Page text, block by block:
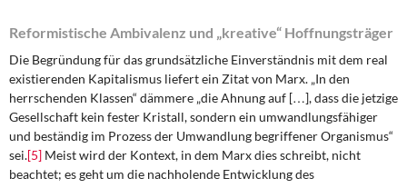
Reformistische Ambivalenz und „kreative“ Hoffnungsträger
Die Begründung für das grundsätzliche Einverständnis mit dem real
existierenden Kapitalismus liefert ein Zitat von Marx. „In den
herrschenden Klassen“ dämmere „die Ahnung auf […], dass die jetzige
Gesellschaft kein fester Kristall, sondern ein umwandlungsfähiger
und beständig im Prozess der Umwandlung begriffener Organismus“
sei.[5] Meist wird der Kontext, in dem Marx dies schreibt, nicht
beachtet; es geht um die nachholende Entwicklung des